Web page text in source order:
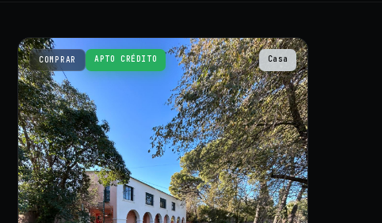
COMPRAR APTO CRÉDITO Casa